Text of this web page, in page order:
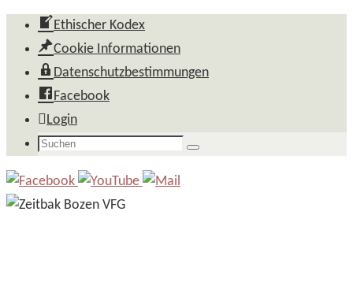
Zum
Inhalt
springen
Ethischer Kodex
Cookie Informationen
Datenschutzbestimmungen
Facebook
Login
Suchen
Suchen